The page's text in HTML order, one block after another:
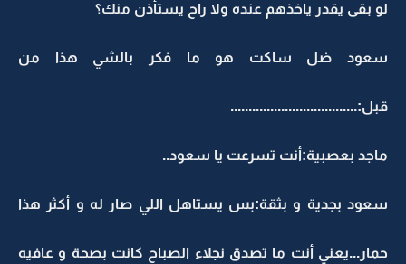
لو بقى يقدر ياخذهم عنده ولا راح يستأذن منك؟
سعود ضل ساكت هو ما فكر بالشي هذا من
قبل:...................................
ماجد بعصبية:أنت تسرعت يا سعود..
سعود بجدية و بثقة:بس يستاهل اللي صار له و أكثر هذا
حمار...يعني أنت ما تصدق نجلاء الصباح كانت بصحة و عافيه